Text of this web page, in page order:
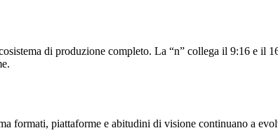
di produzione completo. La “n” collega il 9:16 e il
formati, piattaforme e abitudini di visione continuano a